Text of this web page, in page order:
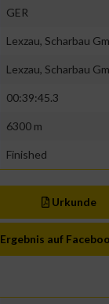
GER
Lexzau, Scharbau
Lexzau, Scharbau
00:39:45.3
6300 m
Finished
Urkunde
Ergebnis auf